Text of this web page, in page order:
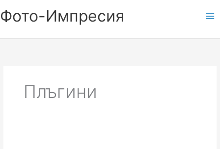
to
Фото-Импресия
Плъгини